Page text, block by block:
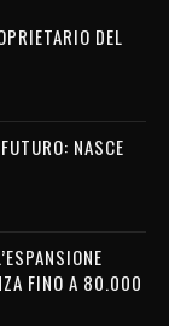
DEL
NASCE
FINO A 80.000